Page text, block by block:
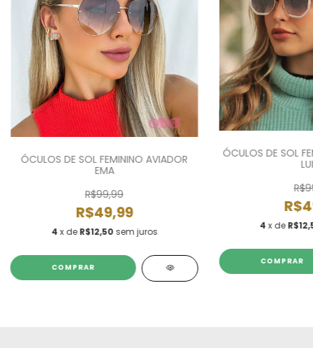
ÓCULOS DE SOL FEMININO AVIADOR
EMA
R$99,99
R$49,99
4x deR$12,50 sem juros
COMPRAR
ÓCULOS DE SOL
4 x de
COMPRAR